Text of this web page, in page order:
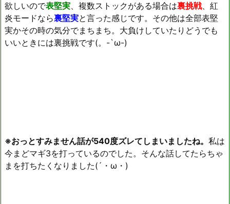
欲しいので表堅実、複数ストックがある場合は裏挑戦、紅
炎モードなら裏堅実と言った感じです。その他は全部表堅
実かその時の気分でまちまち。大負けしていたりどうでも
いいときには裏挑戦です(。-`ω-)
※おっとすみません話が540度ズレてしまいましたね。 私は
今まどマギ3を打っているのでした。そんな話してたらちゃ
まを打ちたくなりました(´・ω・)